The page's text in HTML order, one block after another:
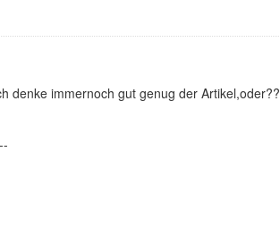
denke immernoch gut genug der Artikel,oder??